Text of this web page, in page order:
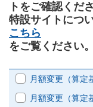
トをご確認くだ
特設サイトにつ
こちら
をご覧ください。
月額変更（算定
月額変更（算定